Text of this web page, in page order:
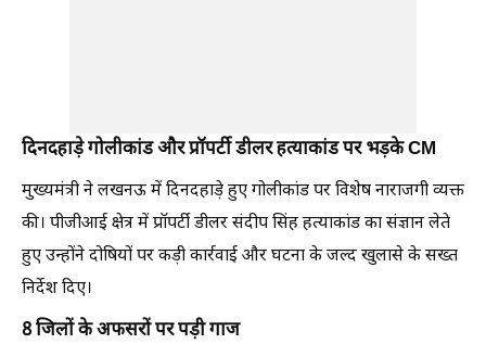
दिनदहाड़े गोलीकांड और प्रॉपर्टी डीलर हत्याकांड पर भड़के CM
मुख्यमंत्री ने लखनऊ में दिनदहाड़े हुए गोलीकांड पर विशेष नाराजगी व्यक्त
की। पीजीआई क्षेत्र में प्रॉपर्टी डीलर संदीप सिंह हत्याकांड का संज्ञान लेते
हुए उन्होंने दोषियों पर कड़ी कार्रवाई और घटना के जल्द खुलासे के सख्त
निर्देश दिए।
8 जिलों के अफसरों पर पड़ी गाज